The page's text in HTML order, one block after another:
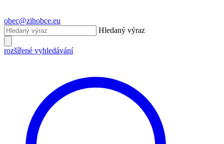
obec@zihobce.eu
Hledaný výraz
rozšířené vyhledávání